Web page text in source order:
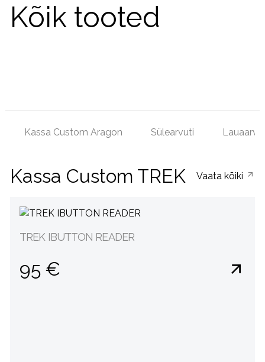
Kõik tooted
Kassa Custom Aragon Sülearvuti
Kassa Custom TREK Vaata kõiki
TREK IBUTTON READER
95 €